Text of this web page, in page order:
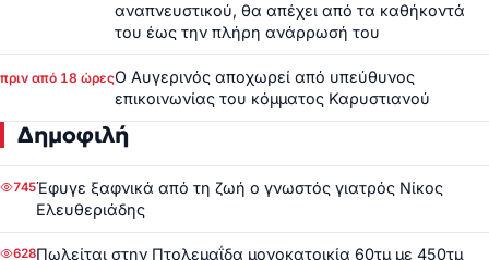
αναπνευστικού, θα απέχει από τα καθήκοντά
του έως την πλήρη ανάρρωσή του
πριν από 18 ώρεςΟ Αυγερινός αποχωρεί από υπεύθυνος
επικοινωνίας του κόμματος Καρυστιανού
Δημοφιλή
745Έφυγε ξαφνικά από τη ζωή ο γνωστός γιατρός Νίκος
Ελευθεριάδης
628Πωλείται στην Πτολεμαΐδα μονοκατοικία 60τμ με 450τμ